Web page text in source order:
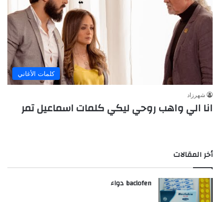
كلمات الأغاني
شهرزاد
انا الي واهب روحي ليكي كلمات اسماعيل تمر
أخر المقالات
baclofen دواء